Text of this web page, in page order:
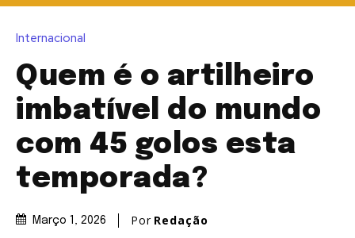
Internacional
Quem é o artilheiro
imbatível do mundo
com 45 golos esta
temporada?
Março 1, 2026 Por Redação